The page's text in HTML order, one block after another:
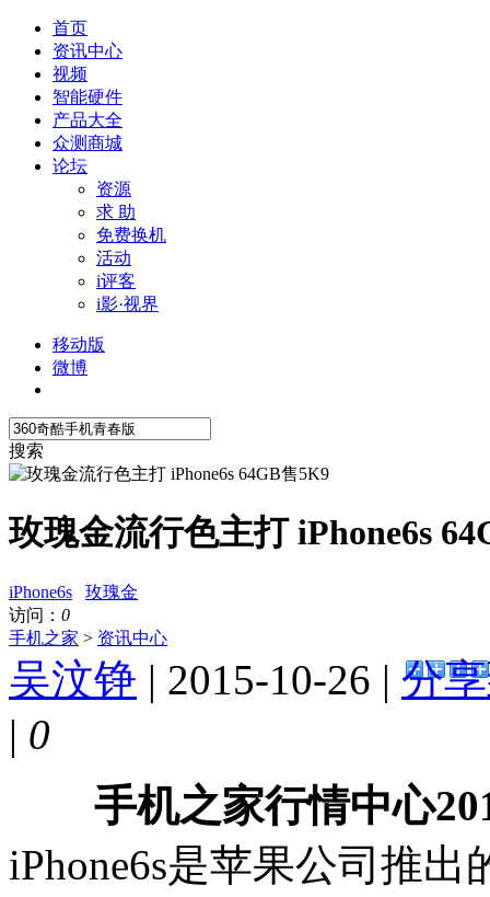
首页
资讯中心
视频
智能硬件
产品大全
众测商城
论坛
资源
求 助
免费换机
活动
i评客
i影·视界
移动版
微博
搜索
玫瑰金流行色主打 iPhone6s
iPhone6s
玫瑰金
访问： 0
手机之家 > 资讯中心
吴汶铮 | 2015-10-26 | 分
| 0
手机之家行情中心
iPhone6s是苹果公司推